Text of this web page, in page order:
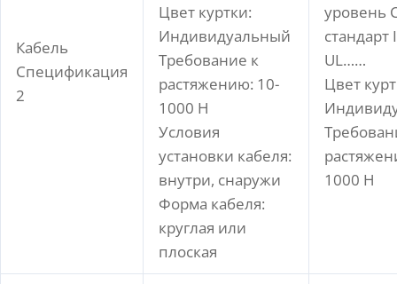
Кабель
Спецификация
2
Цвет куртки:
Индивидуальный
Требование к
растяжению: 10-
1000 Н
Условия
установки кабеля:
внутри, снаружи
Форма кабеля:
круглая или
плоская
уровень
стандарт
UL……
Цвет
1000 Н